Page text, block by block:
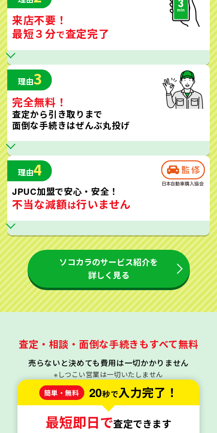
来店不要！
最短３分で査定完了
理由3
完全無料！
査定から引き取りまで
面倒な手続きはぜんぶ丸投げ
理由4
JPUC加盟で安心・安全！
不当な減額は行いません
ソコカラのサービス紹介を
詳しく見る
査定・相談・面倒な手続きもすべて無料
売らないと決めても費用は一切かかりません
※しつこい営業は一切いたしません
簡単・無料
20秒で入力完了！
最短即日で査定できます